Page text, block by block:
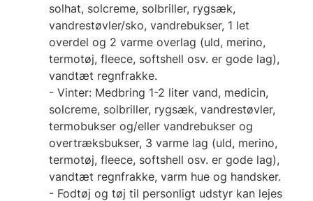
solhat, solcreme, solbriller, rygsæk,
vandrestøvler/sko, vandrebukser, 1 let
overdel og 2 varme overlag (uld, merino,
termotøj, fleece, softshell osv. er gode lag),
vandtæt regnfrakke.
- Vinter: Medbring 1-2 liter vand, medicin,
solcreme, solbriller, rygsæk, vandrestøvler,
termobukser og/eller vandrebukser og
overtræksbukser, 3 varme lag (uld, merino,
termotøj, fleece, softshell osv. er gode lag),
vandtæt regnfrakke, varm hue og handsker.
- Fodtøj og tøj til personligt udstyr kan lejes